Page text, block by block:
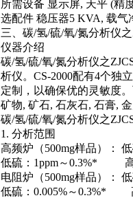
所需设备 显示屏, 天平 (精
选配件 稳压器5 KVA, 载气
三、碳/氢/硫/氧/氮分析仪
仪器介绍
碳/氢/硫/氧/氮分析仪之
析仪。CS-2000配有4个独
定制，以确保优的灵敏度
矿物, 矿石, 石灰石, 石膏,
碳/氢/硫/氧/氮分析仪之
1. 分析范围
高频炉（500mg样品）：
低硫：1ppm～0.3%* 高
电阻炉（500mg样品）：
低硫：0.005%～0.3%*